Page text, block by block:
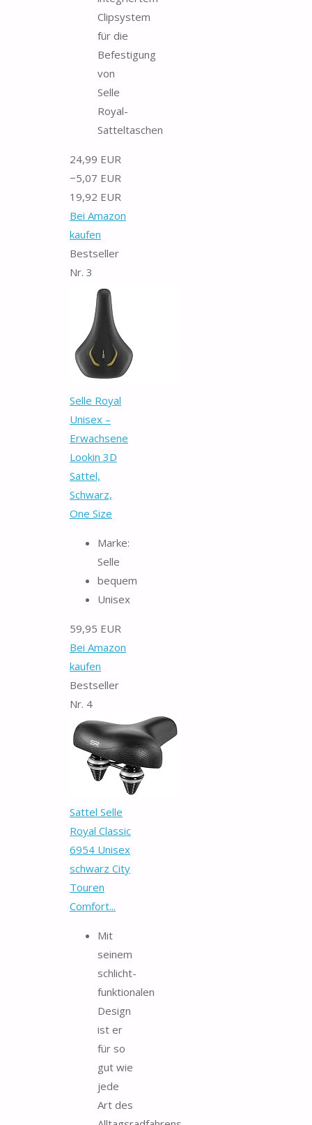
Clipsystem
für die
Befestigung
von
Selle
Royal-
Satteltaschen
24,99 EUR
−5,07 EUR
19,92 EUR
Bei Amazon
kaufen
Bestseller
Nr. 3
Selle Royal
Unisex –
Erwachsene
Lookin 3D
Sattel,
Schwarz,
One Size
Marke:
Selle
bequem
Unisex
59,95 EUR
Bei Amazon
kaufen
Bestseller
Nr. 4
Sattel Selle
Royal Classic
6954 Unisex
schwarz City
Touren
Comfort...
Mit
seinem
schlicht-
funktionalen
Design
ist er
für so
gut wie
jede
Art des